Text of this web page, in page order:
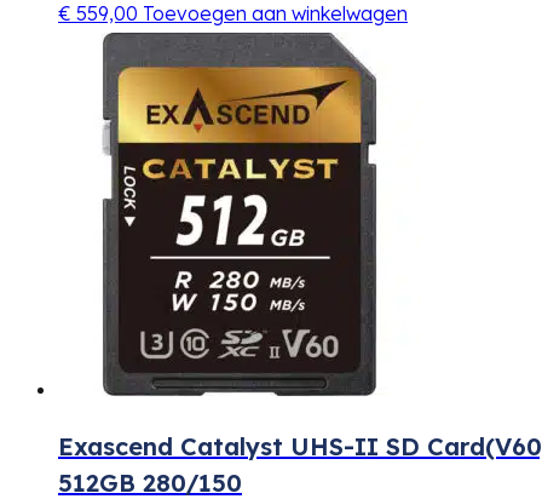
€ 559,00 Toevoegen aan winkelwagen
Exascend Catalyst UHS-II SD
512GB 280/150